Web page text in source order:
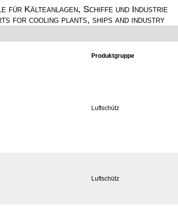
für Kälteanlagen, Schiffe und Industrie
for cooling plants, ships and industry
Produktgruppe
Luftschütz
Luftschütz